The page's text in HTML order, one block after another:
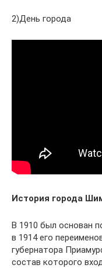
2)День города
История города
В 1910 был основан
в 1914 его
губернатора
состав которого